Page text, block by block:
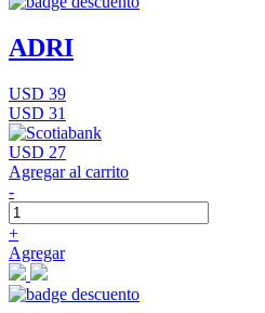
ADRI
USD 39
USD 31
USD 27
Agregar al carrito
-
+
Agregar